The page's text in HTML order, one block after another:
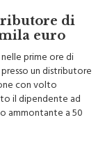
di
euro
prime ore di
un distributore
con volto
il dipendente ad
ammontante a 50